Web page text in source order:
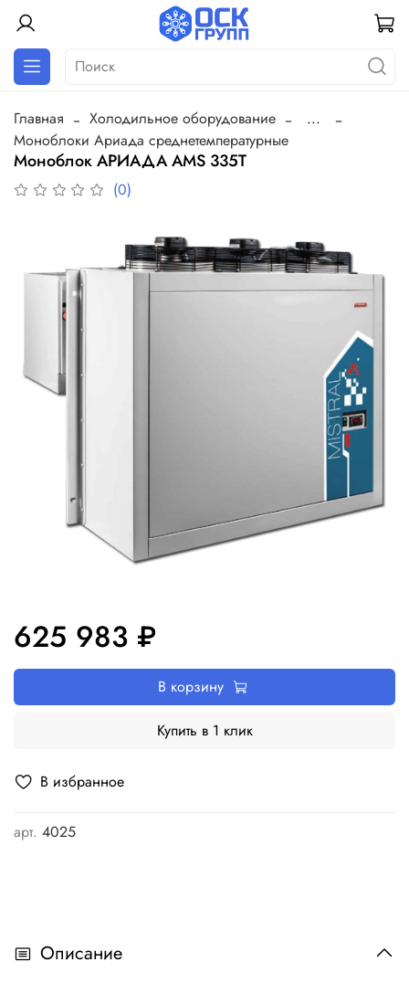
Главная Холодильное оборудование
...
Моноблоки Ариада среднетемпературные
Моноблок АРИАДА AMS 335T
(0)
В избранное
арт. 4025
625 983 ₽
В корзину
Купить в 1 клик
Описание